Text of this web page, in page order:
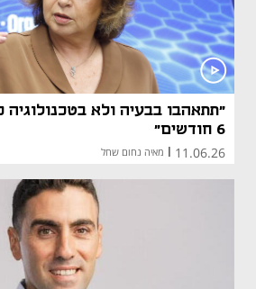
"תתאהבו בבעיה ולא בטכנולוגיה
6 חודשים"
11.06.26
| מאיה נחום שחל